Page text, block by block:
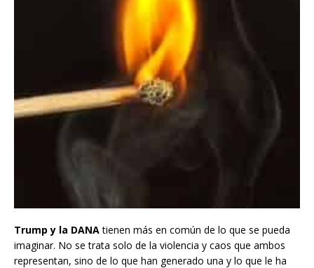
Trump y la DANAtienen más en común de lo que se pueda
imaginar. No se trata solo de la violencia y caos que ambos
representan, sino de lo que han generado una y lo que le ha